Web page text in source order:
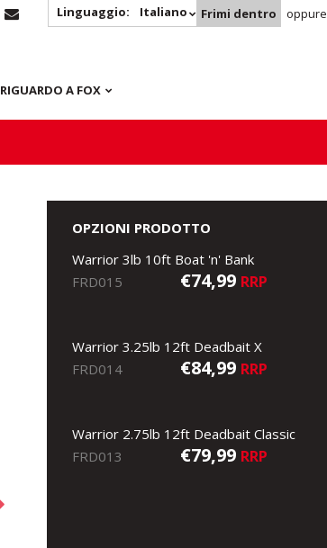
Linguaggio: Italiano Frimi dentro oppure
RIGUARDO A FOX
OPZIONI PRODOTTO
Warrior 3lb 10ft Boat 'n' Bank
FRD015
€74,99 RRP
Warrior 3.25lb 12ft Deadbait X
FRD014
€84,99 RRP
Warrior 2.75lb 12ft Deadbait Classic
FRD013
€79,99 RRP